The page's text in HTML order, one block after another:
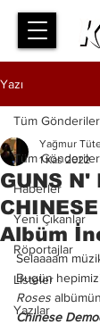
Yazı
Tüm Gönderiler
Haberler
Yeni Çıkanlar
Röportajlar
Listeler
Yazılar
Tüm Gönderiler
GUNS N'
Albüm
Yağmur
1 Kas 2022
Selaaaam
Bugün
Roses
Chinese